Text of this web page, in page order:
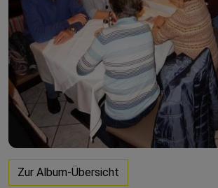
Zur Album-Übersicht